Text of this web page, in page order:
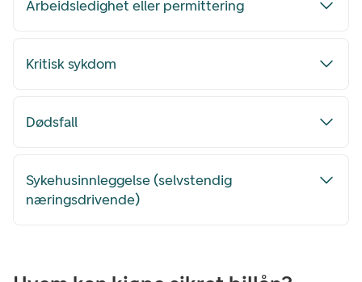
Arbeidsledighet eller permittering
Kritisk sykdom
Dødsfall
Sykehusinnleggelse (selvstendig
næringsdrivende)